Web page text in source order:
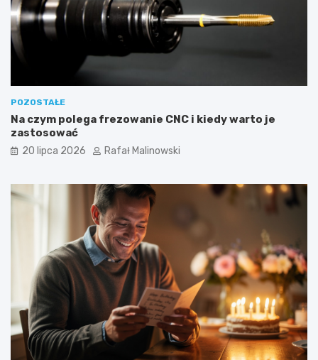
POZOSTAŁE
Na czym polega frezowanie CNC i kiedy warto je
zastosować
20 lipca 2026 Rafał Malinowski